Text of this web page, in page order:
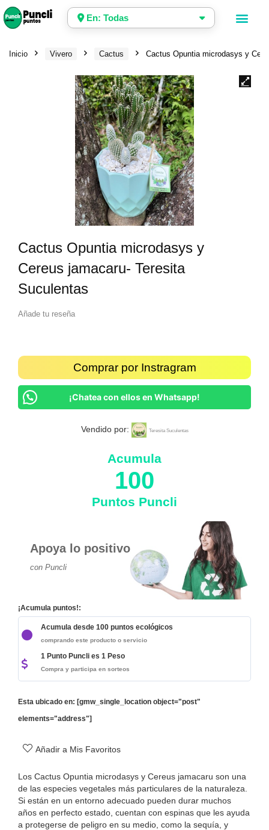
En: Todas
Inicio Vivero Cactus Cactus Opuntia microdasys y
Cactus Opuntia microdasys y
Cereus jamacaru- Teresita
Suculentas
Añade tu reseña
Comprar por Instragram
¡Chatea con ellos en Whatsapp!
Vendido por: Teresita Suculentas
Acumula
100
Puntos Puncli
Apoya lo positivo
con Puncli
¡Acumula puntos!:
Acumula desde 100 puntos ecológicos
comprando este producto o servicio
1 Punto Puncli es 1 Peso
Compra y participa en sorteos
Esta ubicado en: [gmw_single_location object="post"
elements="address"]
Añadir a Mis Favoritos
Los Cactus Opuntia microdasys y Cereus jamacaru son una
de las especies vegetales más particulares de la naturaleza.
Si están en un entorno adecuado pueden durar muchos
años en perfecto estado, cuentan con espinas que les ayuda
a protegerse de peligro en su medio, como la sequía, y